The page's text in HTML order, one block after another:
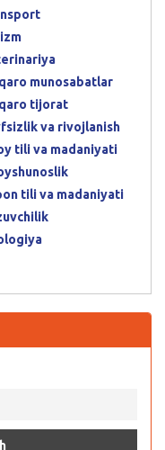
munosabatlar
tijorat
va rivojlanish
tili va madaniyati
tili va madaniyati